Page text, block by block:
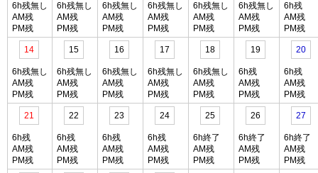
6h残無し
AM残
PM残
6h残無し
AM残
PM残
6h残無し
AM残
PM残
6h残無し
AM残
PM残
6h残無し
AM残
PM残
6h残無し
AM残
PM残
6h残
AM残
PM残
14
6h残無し
AM残
PM残
15
6h残無し
AM残
PM残
16
6h残無し
AM残
PM残
17
6h残無し
AM残
PM残
18
6h残無し
AM残
PM残
19
6h残
AM残
PM残
20
6h残
AM残
PM残
21
6h残
AM残
PM残
22
6h残
AM残
PM残
23
6h残
AM残
PM残
24
6h残
AM残
PM残
25
6h終了
AM残
PM残
26
6h終了
AM残
PM残
27
6h終了
AM残
PM残